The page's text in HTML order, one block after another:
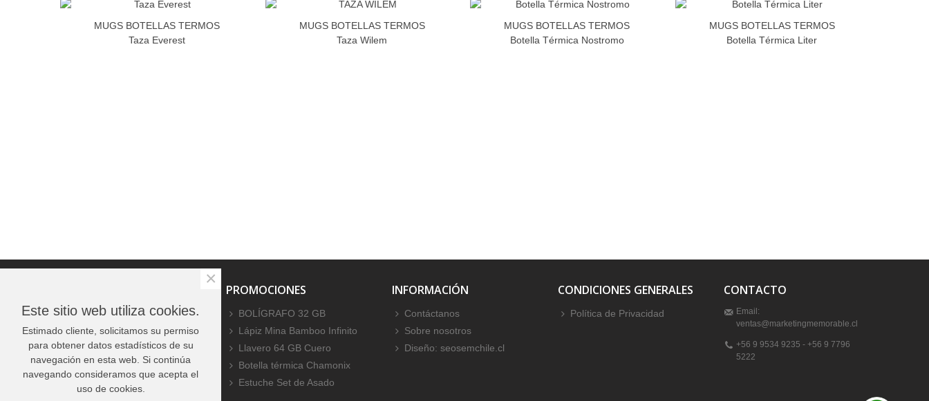
MUGS BOTELLAS TERMOS
Taza Everest
MUGS BOTELLAS TERMOS
Taza Wilem
MUGS BOTELLAS TERMOS
Botella Térmica Nostromo
MUGS BOTELLAS TERMOS
Botella Térmica Liter
No hay productos
PROMOCIONES
BOLÍGRAFO 32 GB
Lápiz Mina Bamboo Infinito
Llavero 64 GB Cuero
Botella térmica Chamonix
Estuche Set de Asado
INFORMACIÓN
Contáctanos
Sobre nosotros
Diseño: seosemchile.cl
CONDICIONES GENERALES
Política de Privacidad
CONTACTO
Email:
ventas@marketingmemorable.cl
+56 9 9534 9235 - +56 9 7796
5222
Este sitio web utiliza cookies.
Estimado cliente, solicitamos su permiso
para obtener datos estadísticos de su
navegación en esta web. Si continúa
navegando consideramos que acepta el
uso de cookies.
×